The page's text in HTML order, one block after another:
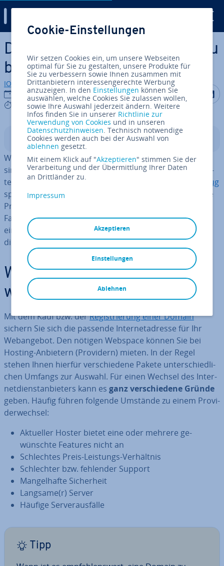
Zum Haupt­in­halt springen
Domain-Umzug: Das gilt es zu
beachten
IONOS Redaktion
18.10.2024
6 mins
Auf Auf
In­halts­ver­zeich­nis
Wenn Sie mit Ihrem aktuellen Webhoster un­zu­frie­den
sind, können Sie mit Ihrer Domain zu einem anderen In­
ter­net­dienst-Anbieter umziehen. Für den
Domain-Umzug
spielen Verfahren wie das so­ge­nann­te ChProv („Change
Provider“, früher: KK-Antrag) und weitere we­sent­li­che
Faktoren eine Rolle. Wir erklären Ihnen, wann Sie mit
einer Domain den Provider wechseln sollten und wie
dieser Umzug von­stat­ten­geht.
Warum den Provider
wechseln?
Mit dem Kauf bzw. derRe­gis­trie­rung einer Domain
sichern Sie sich die passende In­ter­net­adres­se für Ihr
Web­an­ge­bot. Den nötigen Webspace können Sie bei
Hosting-Anbietern (Providern) mieten. In der Regel
stehen Ihnen hierfür ver­schie­de­ne Pakete un­ter­schied­li­
chen Umfangs zur Auswahl. Für einen Wechsel des In­ter­
net­dienst­an­bie­ters kann es ganz ver­schie­de­ne Gründe
geben. Häufig führen folgende Umstände zu einem Pro­vi­
der­wech­sel:
Aktueller Hoster bietet eine oder mehrere ge­
wünsch­te Features nicht an
Schlech­tes Preis-Leistungs-Ver­hält­nis
Schlech­ter bzw. fehlender Support
Man­gel­haf­te Si­cher­heit
Langsame(r) Server
Häufige Ser­ver­aus­fäl­le
Tipp
Cookie-Einstellungen
Wir setzen Cookies ein, um unsere Webseiten
optimal für Sie zu gestalten, unsere Produkte für
Sie zu verbessern sowie Ihnen zusammen mit
Drittanbietern interessengerechte Werbung
anzuzeigen. In den Einstellungen können Sie
auswählen, welche Cookies Sie zulassen wollen,
sowie Ihre Auswahl jederzeit ändern. Weitere
Infos finden Sie in unserer Richtlinie zur
Verwendung von Cookies und in unseren
Datenschutzhinweisen. Technisch notwendige
Cookies werden auch bei der Auswahl von
ablehnen gesetzt.
Mit einem Klick auf "Akzeptieren" stimmen Sie der
Verarbeitung und der Übermittlung Ihrer Daten
an Drittländer zu.
Impressum
Akzeptieren
Ablehnen
Einstellungen